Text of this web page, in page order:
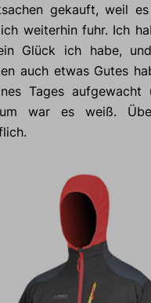
gekauft, weil
weiterhin fuhr. Ich
Glück ich habe,
auch etwas Gutes
Tages aufgewacht
war es weiß.